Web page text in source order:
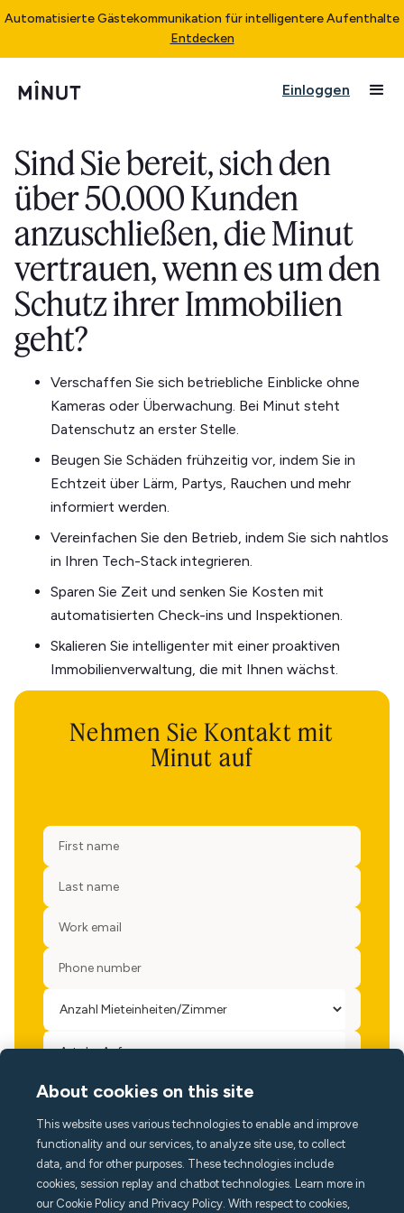
Automatisierte Gästekommunikation für intelligentere Aufenthalte
Entdecken
Einloggen
Sind Sie bereit, sich den
über 50.000 Kunden
anzuschließen, die Minut
vertrauen, wenn es um den
Schutz ihrer Immobilien
geht?
Verschaffen Sie sich betriebliche Einblicke ohne
Kameras oder Überwachung. Bei Minut steht
Datenschutz an erster Stelle.
Beugen Sie Schäden frühzeitig vor, indem Sie in
Echtzeit über Lärm, Partys, Rauchen und mehr
informiert werden.
Vereinfachen Sie den Betrieb, indem Sie sich nahtlos
in Ihren Tech-Stack integrieren.
Sparen Sie Zeit und senken Sie Kosten mit
automatisierten Check-ins und Inspektionen.
Skalieren Sie intelligenter mit einer proaktiven
Immobilienverwaltung, die mit Ihnen wächst.
Nehmen Sie Kontakt mit
Minut auf
Ja, bitte, halte mich über Neuigkeiten, Veranstaltungen
About cookies on this site
This website uses various technologies to enable and improve
functionality and our services, to analyze site use, to collect
data, and for other purposes. These technologies include
cookies, session replay and chatbot technologies. Learn more in
our Cookie Policy and Privacy Policy. With respect to cookies,